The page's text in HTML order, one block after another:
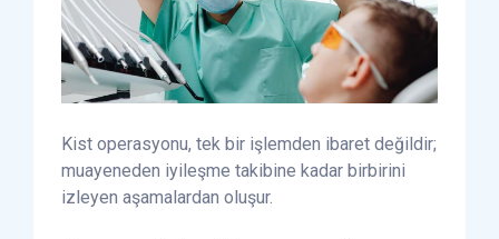
Kist operasyonu, tek bir işlemden ibaret değildir;
muayeneden iyileşme takibine kadar birbirini
izleyen aşamalardan oluşur.